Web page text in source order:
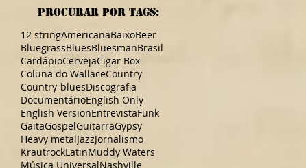
procurar por TAGS:
12 stringAmericanaBaixoBeer
BluegrassBluesBluesmanBrasil
CardápioCervejaCigar Box
Coluna do WallaceCountry
Country-bluesDiscografia
DocumentárioEnglish Only
English VersionEntrevistaFunk
GaitaGospelGuitarraGypsy
Heavy metalJazzJornalismo
KrautrockLatinMuddy Waters
Música UniversalNashville